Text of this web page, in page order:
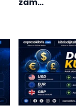
zam…